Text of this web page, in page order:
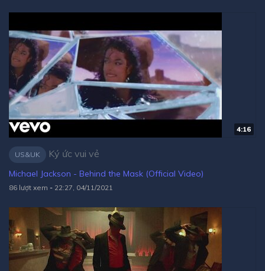
4:16
US&UK Ký ức vui vẻ
Michael Jackson - Behind the Mask (Official Video)
86 lượt xem - 22:27, 04/11/2021